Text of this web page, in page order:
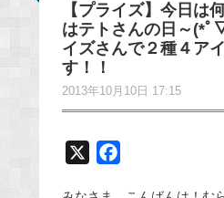
【プライズ】今日は
はテトさんの日～(*ﾟ
イズさんで２種４ア
す！！
2013年10月10日 17:15